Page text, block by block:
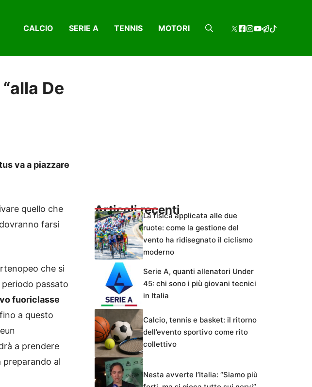
CALCIO SERIE A TENNIS MOTORI
De
va a piazzare
quello che
farsi
che si
passato
fuoriclasse
a questo
a prendere
preparando al
Articoli recentiLa fisica applicata alle due
ruote: come la gestione del
vento ha ridisegnato il ciclismo
moderno
Serie A, quanti allenatori Under
45: chi sono i più giovani tecnici
in Italia
Calcio, tennis e basket: il ritorno
dell’evento sportivo come rito
collettivo
Nesta avverte l’Italia: “Siamo più